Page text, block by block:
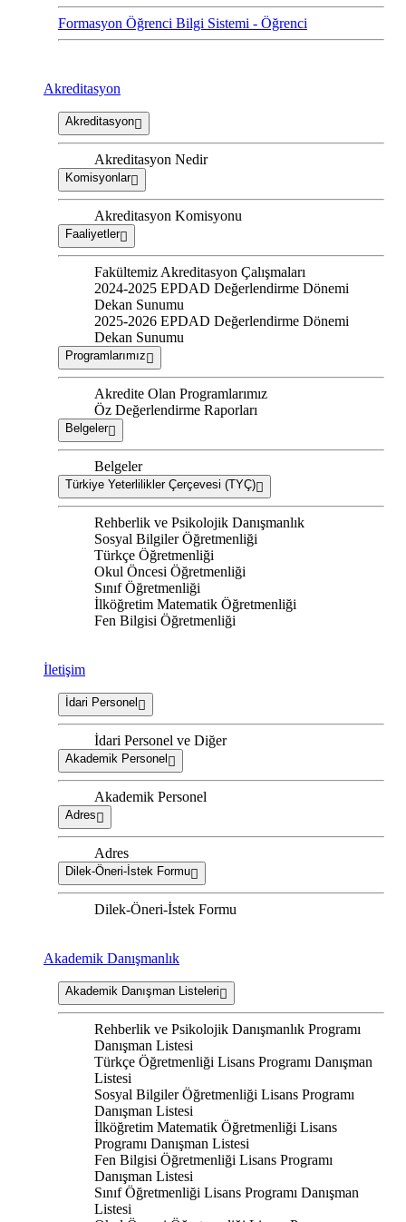
Formasyon Öğrenci Bilgi Sistemi - Öğrenci
Akreditasyon
Akreditasyon
Akreditasyon Nedir
Komisyonlar
Akreditasyon Komisyonu
Faaliyetler
Fakültemiz Akreditasyon Çalışmaları
2024-2025 EPDAD Değerlendirme Dönemi
Dekan Sunumu
2025-2026 EPDAD Değerlendirme Dönemi
Dekan Sunumu
Programlarımız
Akredite Olan Programlarımız
Öz Değerlendirme Raporları
Belgeler
Belgeler
Türkiye Yeterlilikler Çerçevesi (TYÇ)
Rehberlik ve Psikolojik Danışmanlık
Sosyal Bilgiler Öğretmenliği
Türkçe Öğretmenliği
Okul Öncesi Öğretmenliği
Sınıf Öğretmenliği
İlköğretim Matematik Öğretmenliği
Fen Bilgisi Öğretmenliği
İletişim
İdari Personel
İdari Personel ve Diğer
Akademik Personel
Akademik Personel
Adres
Adres
Dilek-Öneri-İstek Formu
Dilek-Öneri-İstek Formu
Akademik Danışmanlık
Akademik Danışman Listeleri
Rehberlik ve Psikolojik Danışmanlık Programı
Danışman Listesi
Türkçe Öğretmenliği Lisans Programı Danışman
Listesi
Sosyal Bilgiler Öğretmenliği Lisans Programı
Danışman Listesi
İlköğretim Matematik Öğretmenliği Lisans
Programı Danışman Listesi
Fen Bilgisi Öğretmenliği Lisans Programı
Danışman Listesi
Sınıf Öğretmenliği Lisans Programı Danışman
Listesi